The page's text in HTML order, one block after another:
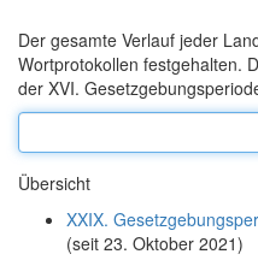
Der gesamte Verlauf jeder
Wortprotokollen festgehalten.
der XVI.
Suche
nach
folgenden
Wörtern
Übersicht
XXIX.
(seit 23. Oktober 2021)